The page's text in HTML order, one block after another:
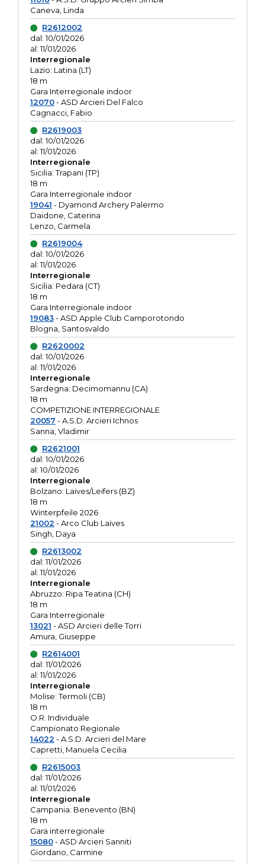
Caneva, Linda
R2612002
dal: 10/01/2026
al: 11/01/2026
Interregionale
Lazio: Latina (LT)
18 m
Gara Interregionale indoor
12070- ASD Arcieri Del Falco
Cagnacci, Fabio
R2619003
dal: 10/01/2026
al: 11/01/2026
Interregionale
Sicilia: Trapani (TP)
18 m
Gara Interregionale indoor
19041 - Dyamond Archery Palermo
Daidone, Caterina
Lenzo, Carmela
R2619004
dal: 10/01/2026
al: 11/01/2026
Interregionale
Sicilia: Pedara (CT)
18 m
Gara Interregionale indoor
19083- ASD Apple Club Camporotondo
Blogna, Santosvaldo
R2620002
dal: 10/01/2026
al: 11/01/2026
Interregionale
Sardegna: Decimomannu (CA)
18 m
COMPETIZIONE INTERREGIONALE
20057 - A.S.D. Arcieri Ichnos
Sanna, Vladimir
R2621001
dal: 10/01/2026
al: 10/01/2026
Interregionale
Bolzano: Laives/Leifers (BZ)
18 m
Winterpfeile 2026
21002 - Arco Club Laives
Singh, Daya
R2613002
dal: 11/01/2026
al: 11/01/2026
Interregionale
Abruzzo: Ripa Teatina (CH)
18 m
Gara Interregionale
13021 - ASD Arcieri delle Torri
Amura, Giuseppe
R2614001
dal: 11/01/2026
al: 11/01/2026
Interregionale
Molise: Termoli (CB)
18 m
O.R. Individuale
Campionato Regionale
14022 - A.S.D. Arcieri del Mare
Capretti, Manuela Cecilia
R2615003
dal: 11/01/2026
al: 11/01/2026
Interregionale
Campania: Benevento (BN)
18 m
Gara interregionale
15080- ASD Arcieri Sanniti
Giordano, Carmine